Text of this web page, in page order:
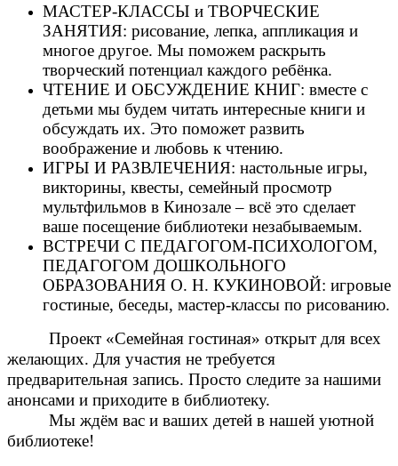
МАСТЕР-КЛАССЫ и ТВОРЧЕСКИЕ
ЗАНЯТИЯ: рисование, лепка, аппликация и
многое другое. Мы поможем раскрыть
творческий потенциал каждого ребёнка.
ЧТЕНИЕ И ОБСУЖДЕНИЕ КНИГ: вместе с
детьми мы будем читать интересные книги и
обсуждать их. Это поможет развить
воображение и любовь к чтению.
ИГРЫ И РАЗВЛЕЧЕНИЯ: настольные игры,
викторины, квесты, семейный просмотр
мультфильмов в Кинозале – всё это сделает
ваше посещение библиотеки незабываемым.
ВСТРЕЧИ С ПЕДАГОГОМ-ПСИХОЛОГОМ,
ПЕДАГОГОМ ДОШКОЛЬНОГО
ОБРАЗОВАНИЯ О. Н. КУКИНОВОЙ: игровые
гостиные, беседы, мастер-классы по рисованию.
Проект «Семейная гостиная» открыт для всех
желающих. Для участия не требуется
предварительная запись. Просто следите за нашими
анонсами и приходите в библиотеку.
Мы ждём вас и ваших детей в нашей уютной
библиотеке!